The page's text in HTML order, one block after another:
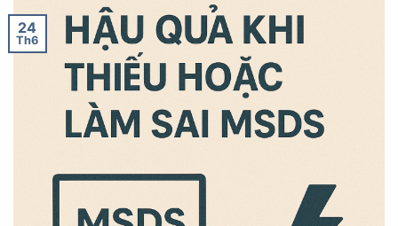
24
Th6